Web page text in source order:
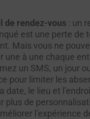
de rendez-vous : un
est une perte de
Mais vous ne
une à une chaque
un SMS, un jour
pour limiter les
date, le lieu et
plus de
l’expérience